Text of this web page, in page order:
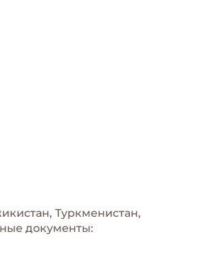
Туркменистан,
документы: